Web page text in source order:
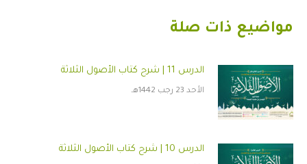
مواضيع ذات صلة
الدرس 11 | شرح كتاب الأصول الثلاثة
الأحد 23 رجب 1442هـ
الدرس 10 | شرح كتاب الأصول الثلاثة